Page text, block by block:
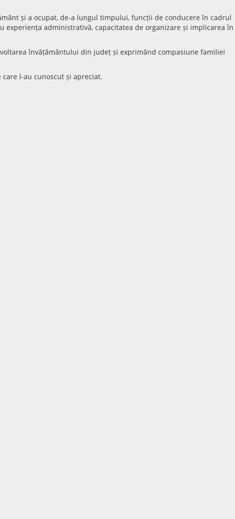
și a ocupat, de-a lungul timpului, funcții de conducere în cadrul
experiența administrativă, capacitatea de organizare și implicarea în
învățământului din județ și exprimând compasiune familiei
l-au cunoscut și apreciat.